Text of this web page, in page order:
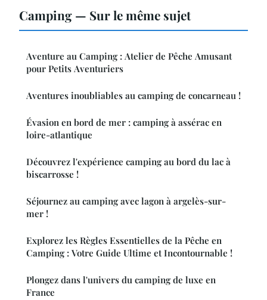
Camping — Sur le même sujet
Aventure au Camping : Atelier de Pêche Amusant
pour Petits Aventuriers
Aventures inoubliables au camping de concarneau !
Évasion en bord de mer : camping à assérac en
loire-atlantique
Découvrez l'expérience camping au bord du lac à
biscarrosse !
Séjournez au camping avec lagon à argelès-sur-
mer !
Explorez les Règles Essentielles de la Pêche en
Camping : Votre Guide Ultime et Incontournable !
Plongez dans l'univers du camping de luxe en
France